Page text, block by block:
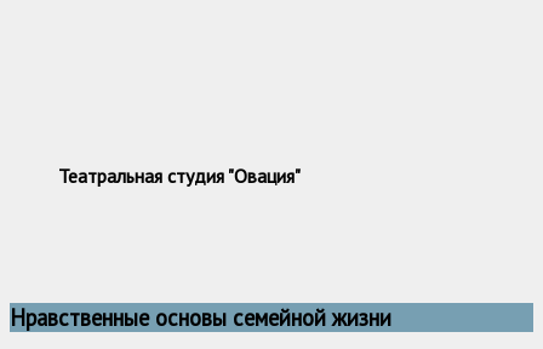
Театральная студия "Овация"
Нравственные основы семейной жизни